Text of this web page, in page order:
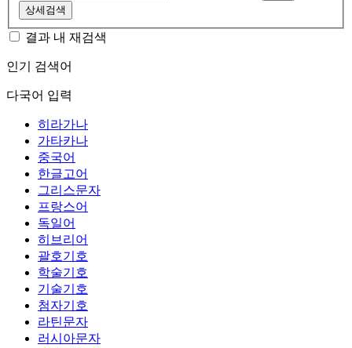
상세검색
결과 내 재검색
인기 검색어
다국어 입력
히라가나
가타카나
중국어
한글고어
그리스문자
프랑스어
독일어
히브리어
괄호기호
학술기호
기술기호
첨자기호
라틴문자
러시아문자